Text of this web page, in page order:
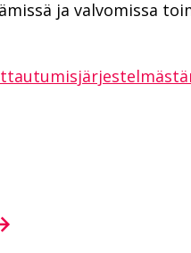
ja valvomissa